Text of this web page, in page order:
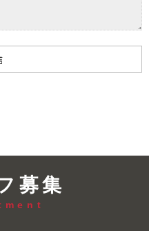
募集